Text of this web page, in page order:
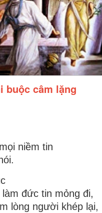
buộc câm lặng
niềm tin
làm đức tin mỏng đi,
lòng người khép lại,